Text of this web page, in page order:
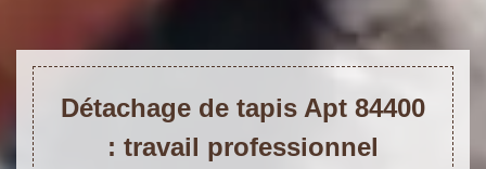
Détachage de tapis Apt 84400
: travail professionnel